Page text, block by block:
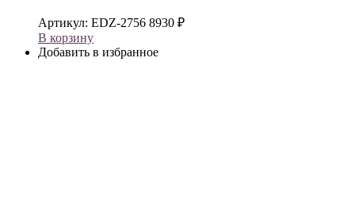
Артикул: EDZ-2756 8930 ₽
В корзину
Добавить в избранное